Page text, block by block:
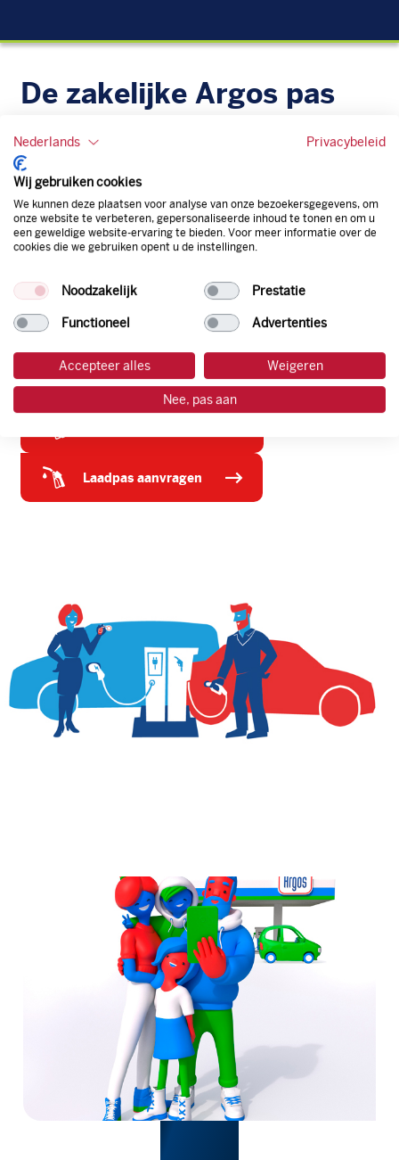
De zakelijke Argos pas
Je bent beter op weg met de gratis zakelijke tankpas van
Argos. Geen administratieve rompslomp dankzij ons
digitale facturatiesysteem dat automatisch alles bijhoudt.
Zo bespaar je dus tijd, geld en energie.
Onze tankpas is super flexibel, zo geniet je van het gemak
van een flexibele limiet, zit je niet vast aan een contract en
brandstof mee betaalt kunnen worden.
Bovendien profiteer je altijd van een gegarandeerde
korting. Mocht de pompprijs toch lager zijn dan betaal je
natuurlijk de prijs aan de pomp. Zo ben je altijd verzekerd
van de laagste prijs.
laadpas aanvragen
Nederlands Privacybeleid
Wij gebruiken cookies
We kunnen deze plaatsen voor analyse van onze bezoekersgegevens, om
onze website te verbeteren, gepersonaliseerde inhoud te tonen en om u
een geweldige website-ervaring te bieden. Voor meer informatie over de
cookies die we gebruiken opent u de instellingen.
Noodzakelijk Prestatie
Functioneel Advertenties
Accepteer alles Weigeren
Nee, pas aan